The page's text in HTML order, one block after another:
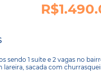
sendo 1 suíte e 2 vagas no
sacada com